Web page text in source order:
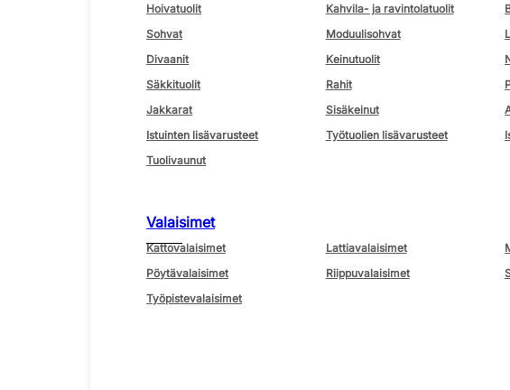
Hoivatuolit
Kahvila- ja ravintolatuolit
Sohvat
Moduulisohvat
Divaanit
Keinutuolit
Säkkituolit
Rahit
Jakkarat
Sisäkeinut
Istuinten lisävarusteet
Työtuolien lisävarusteet
Tuolivaunut
Valaisimet
Kattovalaisimet Lattiavalaisimet
Pöytävalaisimet
Riippuvalaisimet
Työpistevalaisimet